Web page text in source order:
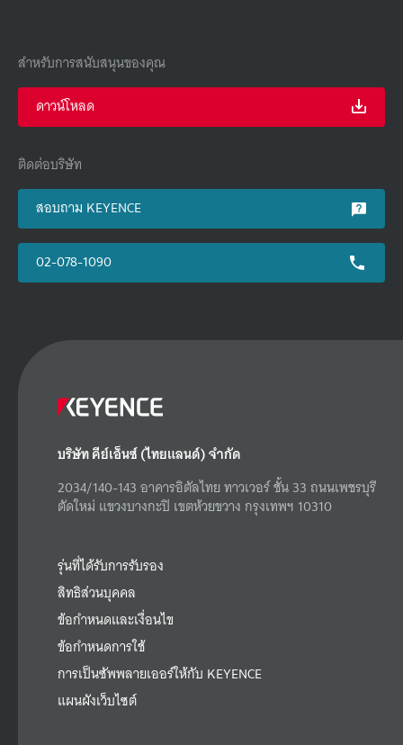
สำหรับการสนับสนุนของคุณ
ดาวน์โหลด
ติดต่อบริษัท
สอบถาม KEYENCE
02-078-1090
บริษัท คีย์เอ็นซ์ (ไทยแลนด์) จำกัด
2034/140-143 อาคารอิตัลไทย ทาวเวอร์ ชั้น 33 ถนนเพชรบุรี
ตัดใหม่ แขวงบางกะปิ เขตห้วยขวาง กรุงเทพฯ 10310
รุ่นที่ได้รับการรับรอง
สิทธิส่วนบุคคล
ข้อกำหนดและเงื่อนไข
ข้อกำหนดการใช้
การเป็นซัพพลายเออร์ให้กับ KEYENCE
แผนผังเว็บไซต์